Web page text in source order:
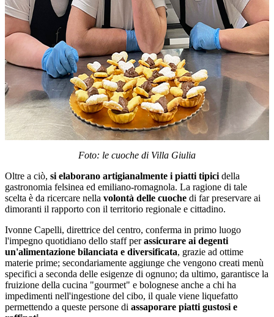
Foto: le cuoche di Villa Giulia
Oltre a ciò, si elaborano artigianalmente i piatti tipici della
gastronomia felsinea ed emiliano-romagnola. La ragione di tale
scelta è da ricercare nella volontà delle cuoche di far preservare ai
dimoranti il rapporto con il territorio regionale e cittadino.
Ivonne Capelli, direttrice del centro, conferma in primo luogo
l'impegno quotidiano dello staff perassicurare ai degenti
un'alimentazione bilanciata e diversificata, grazie ad ottime
materie prime; secondariamente aggiunge che vengono creati menù
specifici a seconda delle esigenze di ognuno; da ultimo, garantisce la
fruizione della cucina "gourmet" e bolognese anche a chi ha
impedimenti nell'ingestione del cibo, il quale viene liquefatto
permettendo a queste persone di assaporare piatti gustosi e